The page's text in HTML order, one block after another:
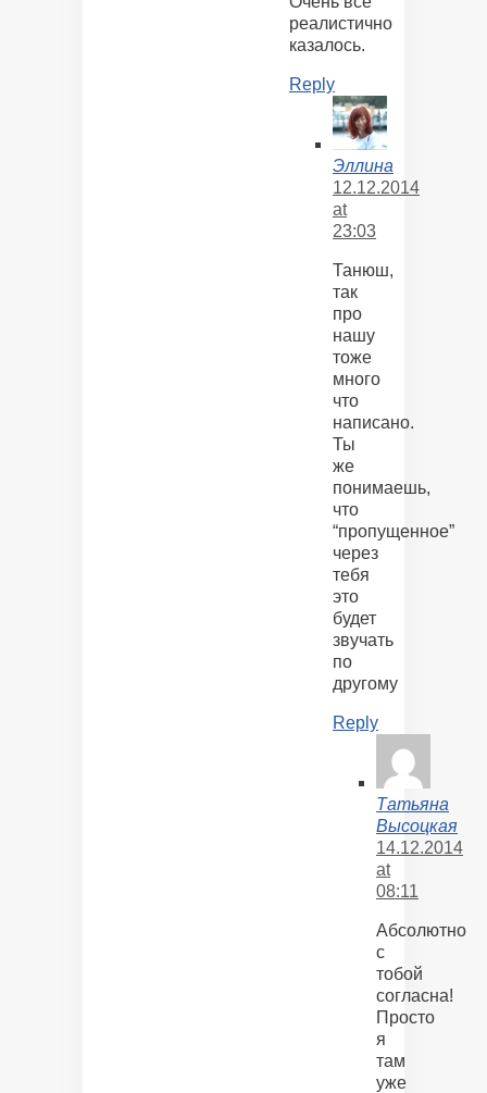
реалистично
казалось.
Reply
Эллина
12.12.2014
at
23:03
Танюш,
так
про
нашу
тоже
много
что
написано.
Ты
же
понимаешь,
что
“пропущенное”
через
тебя
это
будет
звучать
по
другому
Reply
Татьяна
Высоцкая
14.12.2014
at
08:11
Абсолютно
с
тобой
согласна!
Просто
я
там
уже